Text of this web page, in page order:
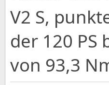
V2 S,
der 120
von 93,3